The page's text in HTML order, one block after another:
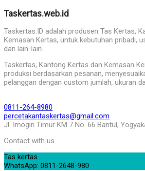
Taskertas.web.id
Taskertas.ID adalah produsen Tas Kertas,
Kemasan Kertas, untuk kebutuhan pribadi,
dan lain-lain.
Taskertas, Kantong Kertas dan Kemasan
produksi berdasarkan pesanan,
pelanggan dengan custom jumlah, ukuran
0811-264-8980
percetakantaskertas@gmail.com
Jl. Imogiri Timur KM 7 No. 66 Bantul,
Contact with us
Tas kertas
WhatsApp: 0811-2648-980